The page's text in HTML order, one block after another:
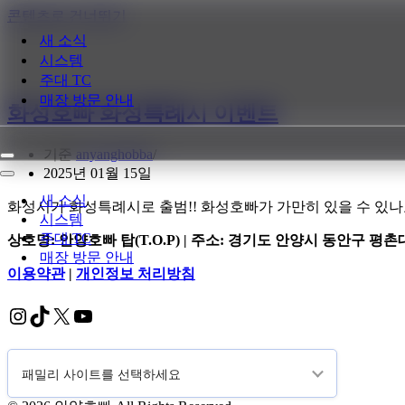
콘텐츠로 건너뛰기
새 소식
시스템
주대 TC
매장 방문 안내
내
비
이
메
내
게
션
뉴
새 소식
시스템
주대 TC
매장 방문 안내
화성호빠 화성특례시 이벤트
기준 anyanghobba
2025년 01월 15일
화성시가 화성특례시로 출범!! 화성호빠가 가만히 있을 수 있
상호명: 안양호빠 탑(T.O.P) | 주소: 경기도 안양시 동안구 평촌
이용약관| 개인정보 처리방침
Instagram
TikTok
X YouTube